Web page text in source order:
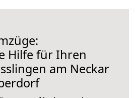
Hilfe für Ihren
am Neckar